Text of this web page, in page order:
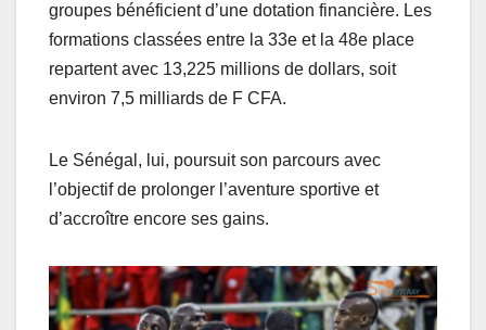
groupes bénéficient d’une dotation financière. Les
formations classées entre la 33e et la 48e place
repartent avec 13,225 millions de dollars, soit
environ 7,5 milliards de F CFA.
Le Sénégal, lui, poursuit son parcours avec
l’objectif de prolonger l’aventure sportive et
d’accroître encore ses gains.